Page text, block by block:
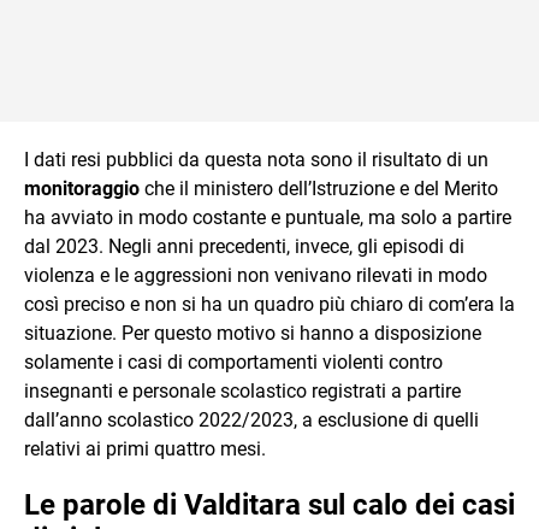
I dati resi pubblici da questa nota sono il risultato di un
monitoraggio che il ministero dell’Istruzione e del Merito
ha avviato in modo costante e puntuale, ma solo a partire
dal 2023. Negli anni precedenti, invece, gli episodi di
violenza e le aggressioni non venivano rilevati in modo
così preciso e non si ha un quadro più chiaro di com’era la
situazione. Per questo motivo si hanno a disposizione
solamente i casi di comportamenti violenti contro
insegnanti e personale scolastico registrati a partire
dall’anno scolastico 2022/2023, a esclusione di quelli
relativi ai primi quattro mesi.
Le parole di Valditara sul calo dei casi